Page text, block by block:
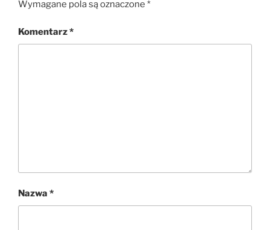
Wymagane pola są oznaczone *
Komentarz*
Nazwa *